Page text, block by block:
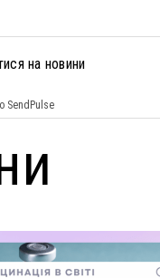
на новини
SendPulse